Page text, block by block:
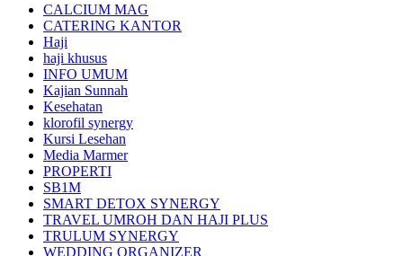
CALCIUM MAG
CATERING KANTOR
Haji
haji khusus
INFO UMUM
Kajian Sunnah
Kesehatan
klorofil synergy
Kursi Lesehan
Media Marmer
PROPERTI
SB1M
SMART DETOX SYNERGY
TRAVEL UMROH DAN HAJI PLUS
TRULUM SYNERGY
WEDDING ORGANIZER